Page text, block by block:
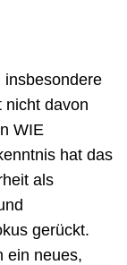
insbesondere
nicht davon
WIE
hat das
als
gerückt.
ein neues,